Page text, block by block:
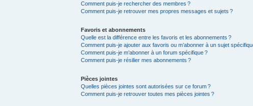
Comment puis-je rechercher des membres ?
Comment puis-je retrouver mes propres messages et sujets ?
Favoris et abonnements
Quelle est la différence entre les favoris et les abonnements ?
Comment puis-je ajouter aux favoris ou m’abonner à un sujet
Comment puis-je m’abonner à un forum spécifique ?
Comment puis-je résilier mes abonnements ?
Pièces jointes
Quelles pièces jointes sont autorisées sur ce forum ?
Comment puis-je retrouver toutes mes pièces jointes ?